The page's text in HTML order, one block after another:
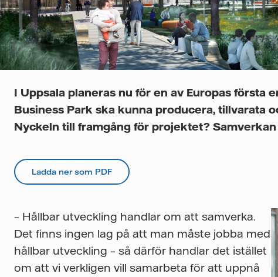
I Uppsala planeras nu för en av Europas första
Business Park ska kunna producera, tillvarata
Nyckeln till framgång för projektet?
Ladda ner som PDF
– Hållbar utveckling handlar om att samverka.
Det finns ingen lag på att man måste jobba med
hållbar utveckling – så därför handlar det istället
om att vi verkligen vill samarbeta för att uppnå